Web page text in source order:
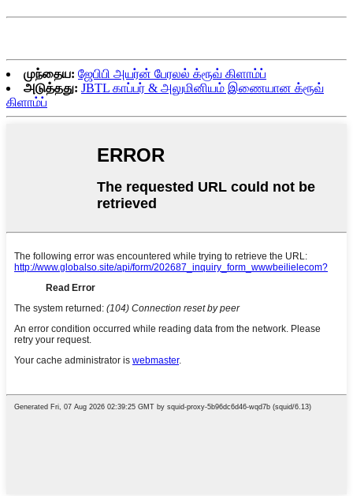
முந்தைய: ஜேபிபி அயர்ன் பேரலல் க்ரூவ் கிளாம்ப்
அடுத்தது: JBTL காப்பர் & அலுமினியம் இணையான க்ரூவ்
கிளாம்ப்